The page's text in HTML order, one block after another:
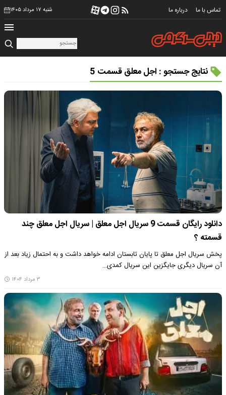
تماس با ما درباره ما شنبه ۱۷ مرداد ۱۴۰۵
نتایج جستجو : اجل معلق قسمت 5
دانلود رایگان قسمت 9 سریال اجل معلق | سریال اجل معلق چند
قسمته ؟
پخش سریال اجل معلق تا پایان تابستان ادامه خواهد داشت و به احتمال زیاد بعد از
آن سریال دیگری جایگزین این سریال کمدی…
۳ مرداد ۱۴۰۴